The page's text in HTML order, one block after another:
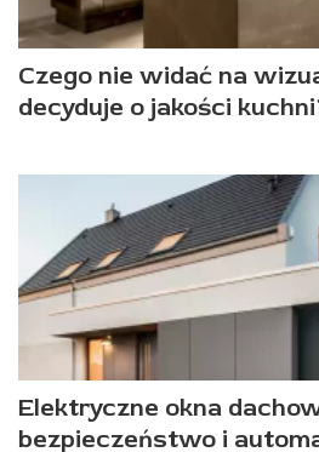
Czego nie widać na
decyduje o jakości
Elektryczne okna
bezpieczeństwo i